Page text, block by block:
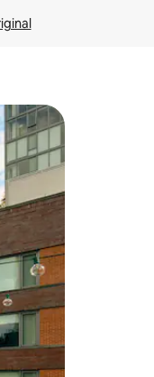
el dedo.